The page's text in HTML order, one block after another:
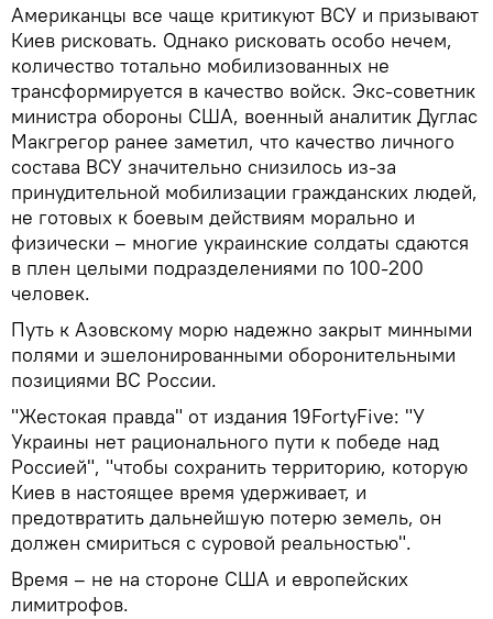
Американцы все чаще критикуют ВСУ и призывают
Киев рисковать. Однако рисковать особо нечем,
количество тотально мобилизованных не
трансформируется в качество войск. Экс-советник
министра обороны США, военный аналитик Дуглас
Макгрегор ранее заметил, что качество личного
состава ВСУ значительно снизилось из-за
принудительной мобилизации гражданских людей,
не готовых к боевым действиям морально и
физически – многие украинские солдаты сдаются
в плен целыми подразделениями по 100-200
человек.
Путь к Азовскому морю надежно закрыт минными
полями и эшелонированными оборонительными
позициями ВС России.
"Жестокая правда" от издания 19FortyFive: "У
Украины нет рационального пути к победе над
Россией", "чтобы сохранить территорию, которую
Киев в настоящее время удерживает, и
предотвратить дальнейшую потерю земель, он
должен смириться с суровой реальностью".
Время – не на стороне США и европейских
лимитрофов.